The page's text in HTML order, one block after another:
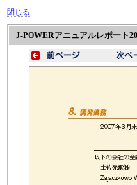
閉じる
J-POWERアニュアルレポート